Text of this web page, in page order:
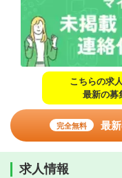
こちらの求
最新の募
完全無料 最
求人情報